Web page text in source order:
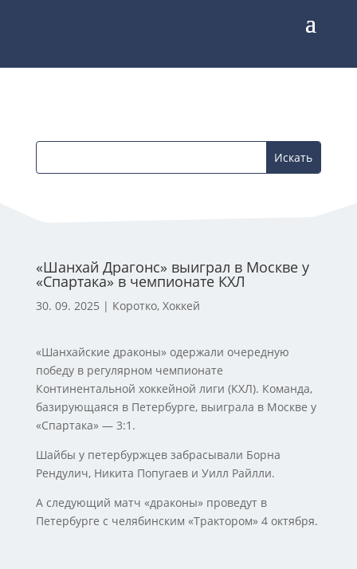
«Шанхай Драгонс» выиграл в Москве у
«Спартака» в чемпионате КХЛ
30. 09. 2025 | Коротко, Хоккей
«Шанхайские драконы» одержали очередную
победу в регулярном чемпионате
Континентальной хоккейной лиги (КХЛ). Команда,
базирующаяся в Петербурге, выиграла в Москве у
«Спартака» — 3:1.
Шайбы у петербуржцев забрасывали Борна
Рендулич, Никита Попугаев и Уилл Райлли.
А следующий матч «драконы» проведут в
Петербурге с челябинским «Трактором» 4 октября.